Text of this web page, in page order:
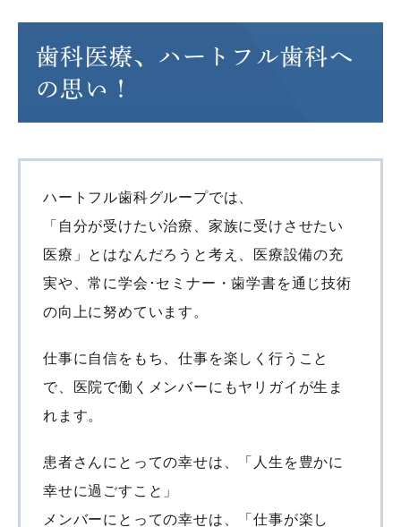
歯科医療、ハートフル歯科へ
の思い！
ハートフル歯科グループでは、
「自分が受けたい治療、家族に受けさせたい
医療」とはなんだろうと考え、医療設備の充
実や、常に学会･セミナー・歯学書を通じ技術
の向上に努めています。
仕事に自信をもち、仕事を楽しく行うこと
で、医院で働くメンバーにもヤリガイが生ま
れます。
患者さんにとっての幸せは、「人生を豊かに
幸せに過ごすこと」
メンバーにとっての幸せは、「仕事が楽し